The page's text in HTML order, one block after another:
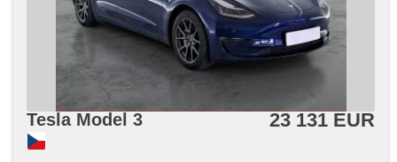
Tesla Model 3 23 131 EUR